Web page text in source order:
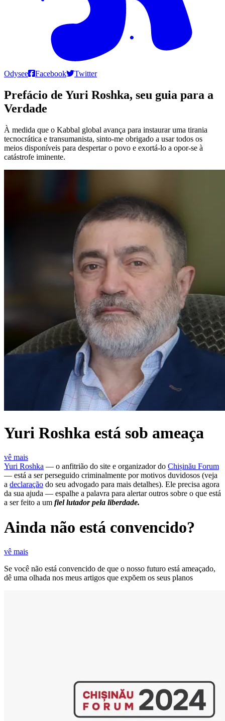
Odysee Facebook Twitter
Prefácio de Yuri Roshka, seu guia para a
Verdade
À medida que o Kabbal global avança para instaurar uma tirania
tecnocrática e transumanista, sinto-me obrigado a usar todos os
meios disponíveis para despertar o povo e exortá-lo a opor-se à
catástrofe iminente.
Yuri Roshka está sob ameaça
vê mais
Yuri Roshka — o anfitrião do site e organizador do Chișinău Forum
— está a ser perseguido criminalmente por motivos duvidosos (veja
a declaração do seu advogado para mais detalhes). Ele precisa agora
da sua ajuda — espalhe a palavra para alertar outros sobre o que está
a ser feito a um fiel lutador pela liberdade.
Ainda não está convencido?
vê mais
Se você não está convencido de que o nosso futuro está ameaçado,
dê uma olhada nos meus artigos que expõem os seus planos